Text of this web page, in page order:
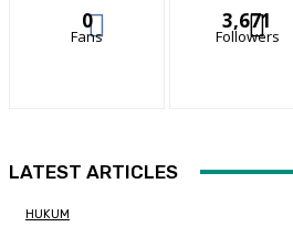
0
Fans
3,671
Followers
LATEST ARTICLES
HUKUM